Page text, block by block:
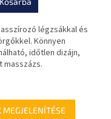
légzsákkal és
Könnyen
időtlen dizájn,
MEGJELENÍTÉSE